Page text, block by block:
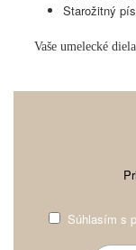
Starožitný
Vaše umelecké
Súhlasím s